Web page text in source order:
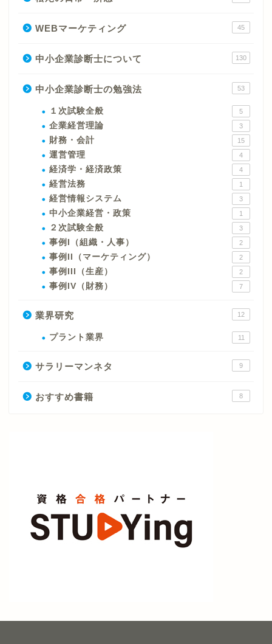
WEBマーケティング 45
中小企業診断士について 130
中小企業診断士の勉強法 53
１次試験全般 5
企業経営理論 3
財務・会計 15
運営管理 4
経済学・経済政策 4
経営法務 1
経営情報システム 3
中小企業経営・政策 1
２次試験全般 3
事例I（組織・人事） 2
事例II（マーケティング） 2
事例III（生産） 2
事例IV（財務） 7
業界研究 12
プラント業界 11
サラリーマンネタ 9
おすすめ書籍 8